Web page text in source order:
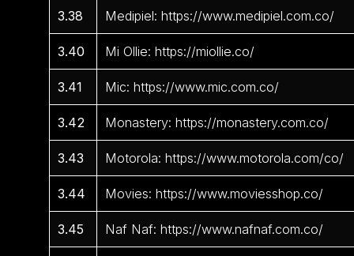
3.38 Medipiel: https://www.medipiel.com.co/
3.40 Mi Ollie: https://miollie.co/
3.41 Mic: https://www.mic.com.co/
3.42 Monastery: https://monastery.com.co/
3.43 Motorola: https://www.motorola.com/co/
3.44 Movies: https://www.moviesshop.co/
3.45 Naf Naf: https://www.nafnaf.com.co/